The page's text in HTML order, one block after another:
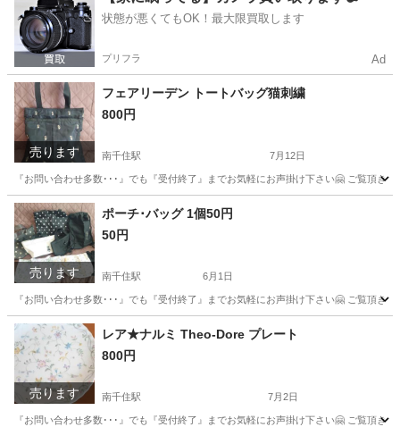
状態が悪くてもOK！最大限買取します
プリフラ Ad
売ります
フェアリーデン トートバッグ猫刺繍
800円
南千住駅 7月12日
『お問い合わせ多数･･･』でも『受付終了』までお気軽にお声掛け下さい🤗 ご覧頂
東京 台東区 南千住駅 バッグ カバン
売ります
ポーチ･バッグ 1個50円
50円
南千住駅 6月1日
『お問い合わせ多数･･･』でも『受付終了』までお気軽にお声掛け下さい🤗 ご覧頂
東京 荒川区 南千住駅
売ります
レア★ナルミ Theo-Dore プレート
800円
南千住駅 7月2日
『お問い合わせ多数･･･』でも『受付終了』までお気軽にお声掛け下さい🤗 ご覧頂